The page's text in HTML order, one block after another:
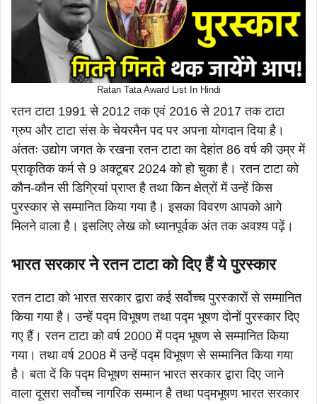
Ratan Tata Award List In Hindi
रतन टाटा 1991 से 2012 तक एवं 2016 से 2017 तक टाटा
ग्रुप और टाटा संस के चेयरमैन पद पर अपना योगदान दिया है।
अंततः उद्योग जगत के रखना रतन टाटा का देहांत 86 वर्ष की उम्र में
प्राकृतिक कर्म से 9 अक्टूबर 2024 को हो चुका है। रतन टाटा को
कौन-कौन सी डिग्रियां प्राप्त है तथा किन क्षेत्रों में उन्हें किस
पुरस्कार से सम्मानित किया गया है। इसका विवरण आपको आगे
मिलने वाला है। इसलिए लेख को ध्यानपूर्वक अंत तक अवश्य पढ़ें।
भारत सरकार ने रतन टाटा को दिए हैं ये पुरस्कार
रतन टाटा को भारत सरकार द्वारा कई सर्वोच्च पुरस्कारों से सम्मानित
किया गया है। उन्हें पद्म विभूषण तथा पद्म भूषण दोनों पुरस्कार दिए
गए हैं। रतन टाटा को वर्ष 2000 में पद्म भूषण से सम्मानित किया
गया। तथा वर्ष 2008 में उन्हें पद्म विभूषण से सम्मानित किया गया
है। बता दें कि पद्म विभूषण सम्मान भारत सरकार द्वारा दिए जाने
वाला दूसरा सर्वोच्च नागरिक सम्मान है तथा पद्मभूषण भारत सरकार